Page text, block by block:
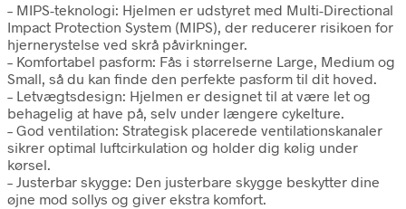
– MIPS-teknologi: Hjelmen er udstyret med Multi-Directional
Impact Protection System (MIPS), der reducerer risikoen for
hjernerystelse ved skrå påvirkninger.
– Komfortabel pasform: Fås i størrelserne Large, Medium og
Small, så du kan finde den perfekte pasform til dit hoved.
– Letvægtsdesign: Hjelmen er designet til at være let og
behagelig at have på, selv under længere cykelture.
– God ventilation: Strategisk placerede ventilationskanaler
sikrer optimal luftcirkulation og holder dig kølig under
kørsel.
– Justerbar skygge: Den justerbare skygge beskytter dine
øjne mod sollys og giver ekstra komfort.